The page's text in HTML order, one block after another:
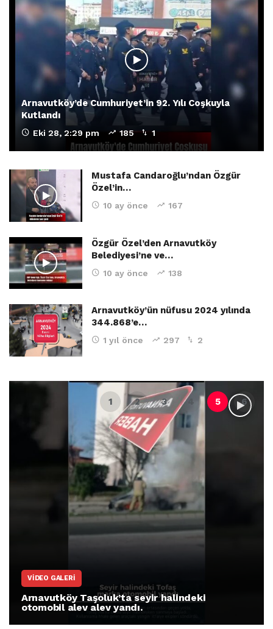
Arnavutköy’de Cumhuriyet’in 92. Yılı Coşkuyla
Kutlandı
Eki 28, 2:29 pm 185 1
Mustafa Candaroğlu’ndan Özgür
Özel’in…
10 ay önce 167
Özgür Özel’den Arnavutköy
Belediyesi’ne ve…
10 ay önce 138
Arnavutköy’ün nüfusu 2024 yılında
344.868’e…
1 yıl önce 297 2
VIDEO GALERI
Arnavutköy Taşoluk’ta seyir halindeki
otomobil alev alev yandı.